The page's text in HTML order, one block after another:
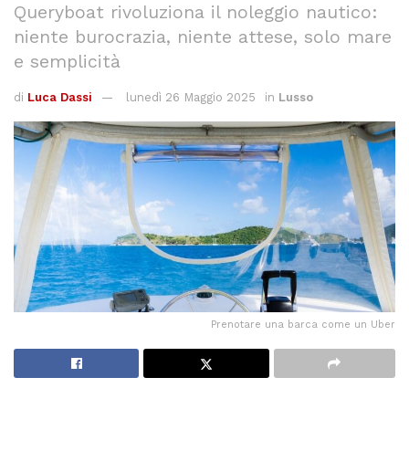
Queryboat rivoluziona il noleggio nautico:
niente burocrazia, niente attese, solo mare
e semplicità
di Luca Dassi lunedì 26 Maggio 2025 in Lusso
Prenotare una barca come un Uber